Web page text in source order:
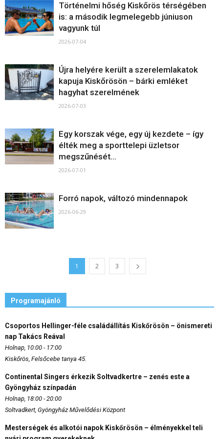
Történelmi hőség Kiskőrös térségében
is: a második legmelegebb júniuson
vagyunk túl
2026-07-04
Újra helyére került a szerelemlakatok
kapuja Kiskőrösön – bárki emléket
hagyhat szerelmének
2026-07-03
Egy korszak vége, egy új kezdete – így
élték meg a sporttelepi üzletsor
megszűnését...
2026-07-01
Forró napok, változó mindennapok
2026-06-29
1 2 3
Programajánló
Csoportos Hellinger-féle családállítás Kiskőrösön – önismereti
nap Takács Reával
Holnap, 10:00 - 17:00
Kiskőrös, Felsőcebe tanya 45.
Continental Singers érkezik Soltvadkertre – zenés este a
Gyöngyház színpadán
Holnap, 18:00 - 20:00
Soltvadkert, Gyöngyház Művelődési Központ
Mesterségek és alkotói napok Kiskőrösön – élményekkel teli